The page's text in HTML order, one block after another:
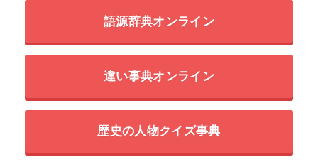
語源辞典オンライン
違い事典オンライン
歴史の人物クイズ事典